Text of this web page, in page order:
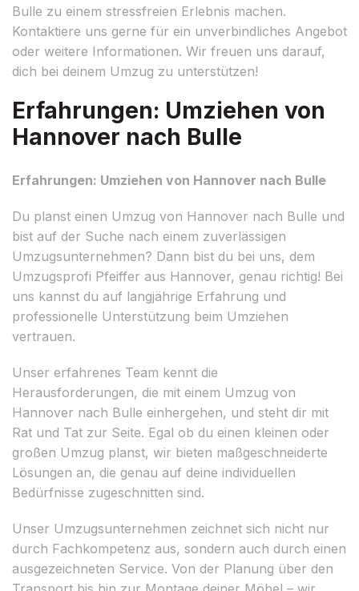
Bulle zu einem stressfreien Erlebnis machen.
Kontaktiere uns gerne für ein unverbindliches Angebot
oder weitere Informationen. Wir freuen uns darauf,
dich bei deinem Umzug zu unterstützen!
Erfahrungen: Umziehen von
Hannover nach Bulle
Erfahrungen: Umziehen von Hannover nach Bulle
Du planst einen Umzug von Hannover nach Bulle und
bist auf der Suche nach einem zuverlässigen
Umzugsunternehmen? Dann bist du bei uns, dem
Umzugsprofi Pfeiffer aus Hannover, genau richtig! Bei
uns kannst du auf langjährige Erfahrung und
professionelle Unterstützung beim Umziehen
vertrauen.
Unser erfahrenes Team kennt die
Herausforderungen, die mit einem Umzug von
Hannover nach Bulle einhergehen, und steht dir mit
Rat und Tat zur Seite. Egal ob du einen kleinen oder
großen Umzug planst, wir bieten maßgeschneiderte
Lösungen an, die genau auf deine individuellen
Bedürfnisse zugeschnitten sind.
Unser Umzugsunternehmen zeichnet sich nicht nur
durch Fachkompetenz aus, sondern auch durch einen
ausgezeichneten Service. Von der Planung über den